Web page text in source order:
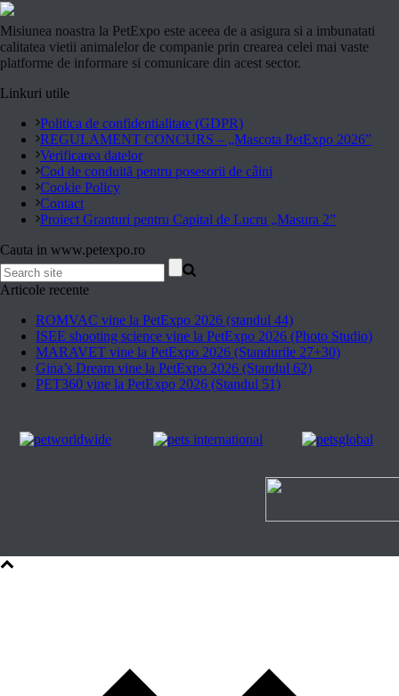
Misiunea noastra la PetExpo este aceea de a asigura si a imbunatati
calitatea vietii animalelor de companie prin crearea celei mai vaste
platforme de informare si comunicare din acest sector.
Linkuri utile
Politica de confidentialitate (GDPR)
REGULAMENT CONCURS – „Mascota PetExpo 2026”
Verificarea datelor
Cod de conduită pentru posesorii de câini
Cookie Policy
Contact
Proiect Granturi pentru Capital de Lucru „Masura 2”
Cauta in www.petexpo.ro
Articole recente
ROMVAC vine la PetExpo 2026 (standul 44)
ISEE shooting science vine la PetExpo 2026 (Photo Studio)
MARAVET vine la PetExpo 2026 (Standurile 27+30)
Gina’s Dream vine la PetExpo 2026 (Standul 62)
PET360 vine la PetExpo 2026 (Standul 51)